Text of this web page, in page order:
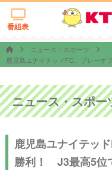
番組表
ニュース・スポーツ
鹿児島ユナイテッドFC、プレー
ニュース・スポー
鹿児島ユナイテッ
勝利！ J3最高5位